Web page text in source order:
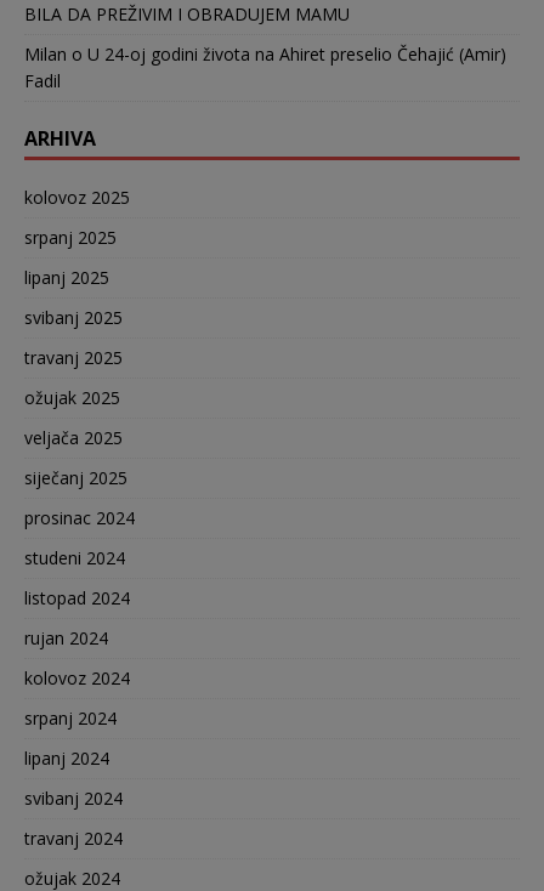
BILA DA PREŽIVIM I OBRADUJEM MAMU
Milan o U 24-oj godini života na Ahiret preselio Čehajić (Amir)
Fadil
ARHIVA
kolovoz 2025
srpanj 2025
lipanj 2025
svibanj 2025
travanj 2025
ožujak 2025
veljača 2025
siječanj 2025
prosinac 2024
studeni 2024
listopad 2024
rujan 2024
kolovoz 2024
srpanj 2024
lipanj 2024
svibanj 2024
travanj 2024
ožujak 2024